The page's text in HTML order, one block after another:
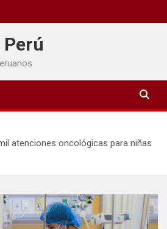
atenciones oncológicas para niñas